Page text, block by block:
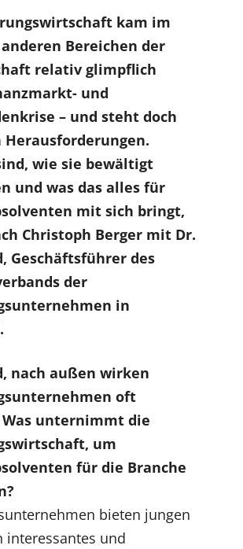
kam im
Bereichen der
relativ glimpflich
und
– und steht doch
wie sie bewältigt
und was das alles für
mit sich bringt,
Christoph Berger mit Dr.
Geschäftsführer des
der
in
nach außen wirken
oft
unternimmt die
um
für die Branche
bieten jungen
interessantes und